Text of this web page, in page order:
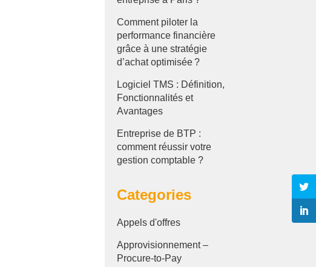
Comment piloter la
performance financière
grâce à une stratégie
d’achat optimisée ?
Logiciel TMS : Définition,
Fonctionnalités et
Avantages
Entreprise de BTP :
comment réussir votre
gestion comptable ?
Categories
Appels d'offres
Approvisionnement –
Procure-to-Pay